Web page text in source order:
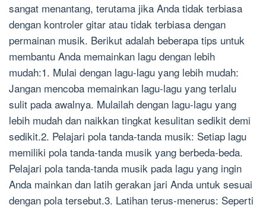
sangat menantang, terutama jika Anda tidak terbiasa
dengan kontroler gitar atau tidak terbiasa dengan
permainan musik. Berikut adalah beberapa tips untuk
membantu Anda memainkan lagu dengan lebih
mudah:1. Mulai dengan lagu-lagu yang lebih mudah:
Jangan mencoba memainkan lagu-lagu yang terlalu
sulit pada awalnya. Mulailah dengan lagu-lagu yang
lebih mudah dan naikkan tingkat kesulitan sedikit demi
sedikit.2. Pelajari pola tanda-tanda musik: Setiap lagu
memiliki pola tanda-tanda musik yang berbeda-beda.
Pelajari pola tanda-tanda musik pada lagu yang ingin
Anda mainkan dan latih gerakan jari Anda untuk sesuai
dengan pola tersebut.3. Latihan terus-menerus: Seperti